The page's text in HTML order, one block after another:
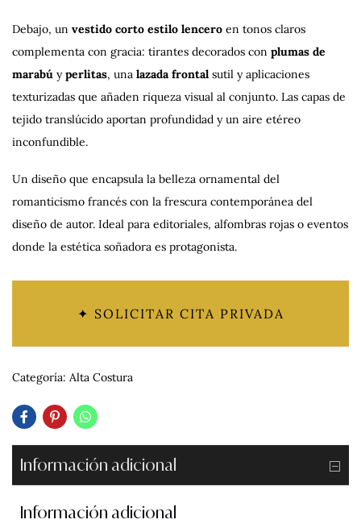
Debajo, un vestido corto estilo lencero en tonos claros
complementa con gracia: tirantes decorados con plumas de
marabú yperlitas, una lazada frontal sutil y aplicaciones
texturizadas que añaden riqueza visual al conjunto. Las capas de
tejido translúcido aportan profundidad y un aire etéreo
inconfundible.
Un diseño que encapsula la belleza ornamental del
romanticismo francés con la frescura contemporánea del
diseño de autor. Ideal para editoriales, alfombras rojas o eventos
donde la estética soñadora es protagonista.
✦ SOLICITAR CITA PRIVADA
Categoría: Alta Costura
Información adicional
Información adicional